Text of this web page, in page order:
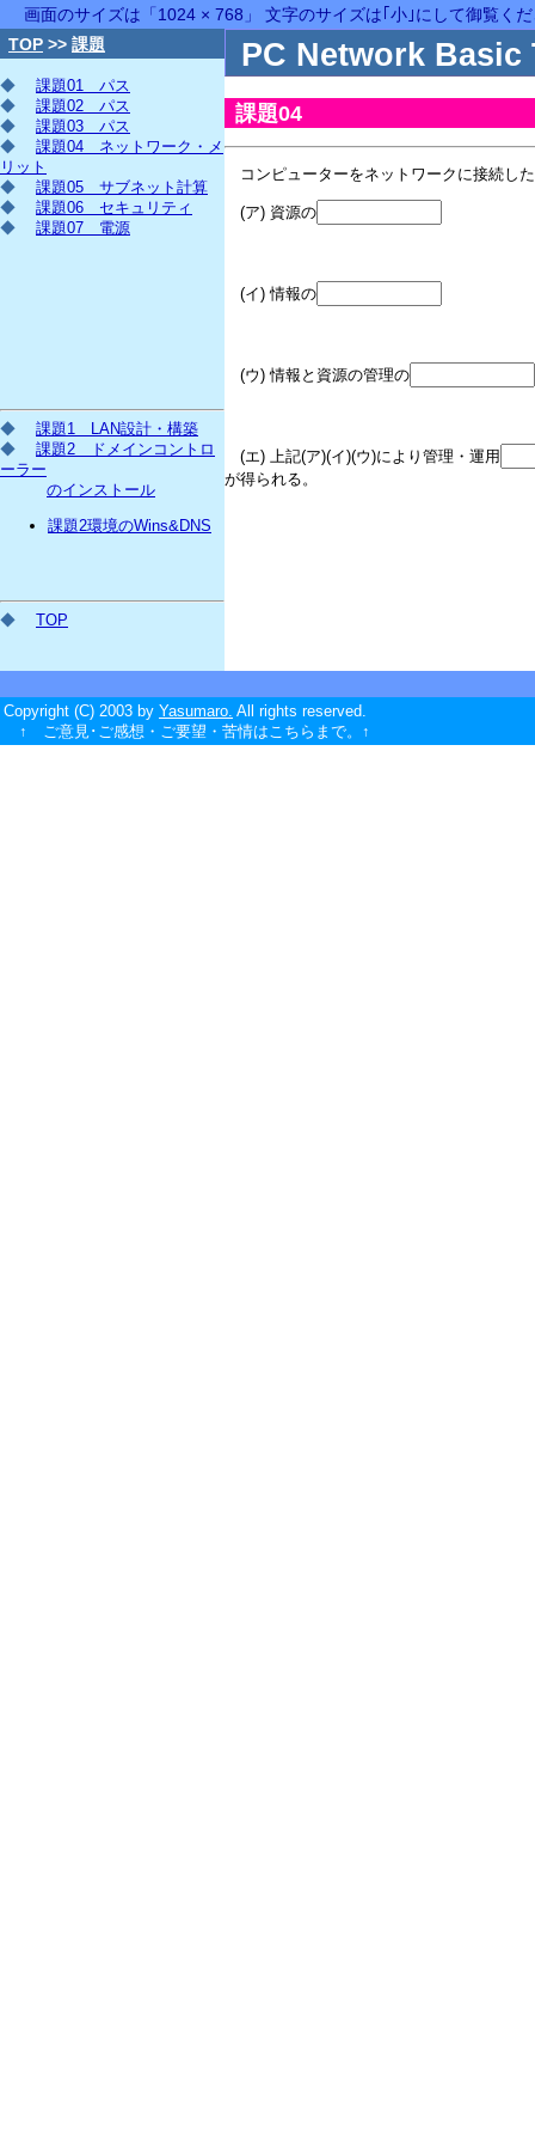
画面のサイズは「1024 × 768」 文字のサイズは｢小｣にして御覧く
TOP >> 課題
◆
課題01 パス
◆
課題02 パス
◆
課題03 パス
◆
課題04 ネットワーク・メ
リット
◆
課題05 サブネット計算
◆
課題06 セキュリティ
◆
課題07 電源
◆
課題1 LAN設計・構築
◆
課題2 ドメインコントロ
ーラー
のインストール
課題2環境のWins&DNS
◆ TOP
PC Network Basic
課題04
コンピューターをネットワークに接続し
(ア) 資源の
(イ) 情報の
(ウ) 情報と資源の管理の
(エ) 上記(ア)(イ)(ウ)により管理・運用
が得られる。
Copyright (C) 2003 by Yasumaro. All rights reserved.
↑ ご意見･ご感想・ご要望・苦情はこちらまで。↑